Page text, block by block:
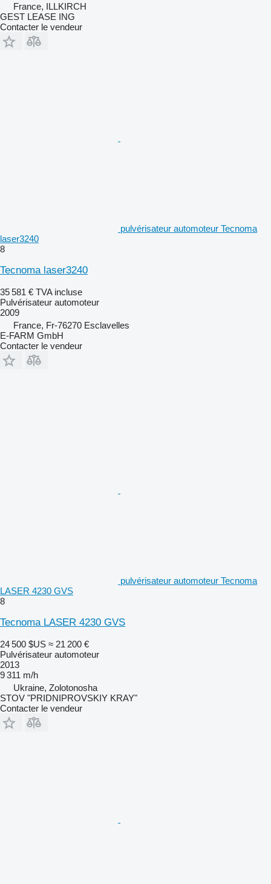
France, ILLKIRCH
GEST LEASE ING
Contacter le vendeur
pulvérisateur automoteur Tecnoma
laser3240
8
Tecnoma laser3240
35 581 € TVA incluse
Pulvérisateur automoteur
2009
France, Fr-76270 Esclavelles
E-FARM GmbH
Contacter le vendeur
pulvérisateur automoteur Tecnoma
LASER 4230 GVS
8
Tecnoma LASER 4230 GVS
24 500 $US ≈ 21 200 €
Pulvérisateur automoteur
2013
9 311 m/h
Ukraine, Zolotonosha
STOV "PRIDNIPROVSKIY KRAY"
Contacter le vendeur